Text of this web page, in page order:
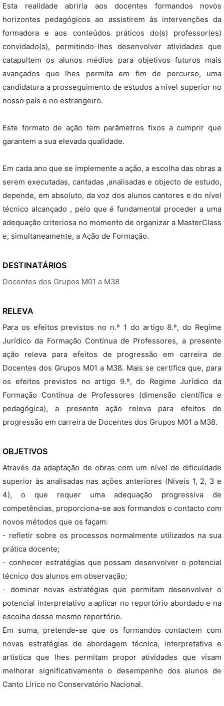
Esta realidade abriria aos docentes formandos novos
horizontes pedagógicos ao assistirem às intervenções da
formadora e aos conteúdos práticos do(s) professor(es)
convidado(s), permitindo-lhes desenvolver atividades que
catapultem os alunos médios para objetivos futuros mais
avançados que lhes permita em fim de percurso, uma
candidatura a prosseguimento de estudos a nível superior no
nosso país e no estrangeiro.
Este formato de ação tem parâmetros fixos a cumprir que
garantem a sua elevada qualidade.
Em cada ano que se implemente a ação, a escolha das obras a
serem executadas, cantadas ,analisadas e objecto de estudo,
depende, em absoluto, da voz dos alunos cantores e do nível
técnico alcançado , pelo que é fundamental proceder a uma
adequação criteriosa no momento de organizar a MasterClass
e, simultaneamente, a Ação de Formação.
DESTINATÁRIOS
Docentes dos Grupos M01 a M38
RELEVA
Para os efeitos previstos no n.º 1 do artigo 8.º, do Regime
Jurídico da Formação Contínua de Professores, a presente
ação releva para efeitos de progressão em carreira de
Docentes dos Grupos M01 a M38. Mais se certifica que, para
os efeitos previstos no artigo 9.º, do Regime Jurídico da
Formação Contínua de Professores (dimensão científica e
pedagógica), a presente ação releva para efeitos de
progressão em carreira de Docentes dos Grupos M01 a M38.
OBJETIVOS
Através da adaptação de obras com um nível de dificuldade
superior às analisadas nas ações anteriores (Níveis 1, 2, 3 e
4), o que requer uma adequação progressiva de
competências, proporciona-se aos formandos o contacto com
novos métodos que os façam:
- refletir sobre os processos normalmente utilizados na sua
prática docente;
- conhecer estratégias que possam desenvolver o potencial
técnico dos alunos em observação;
- dominar novas estratégias que permitam desenvolver o
potencial interpretativo a aplicar no reportório abordado e na
escolha desse mesmo reportório.
Em suma, pretende-se que os formandos contactem com
novas estratégias de abordagem técnica, interpretativa e
artística que lhes permitam propor atividades que visam
melhorar significativamente o desempenho dos alunos de
Canto Lírico no Conservatório Nacional.